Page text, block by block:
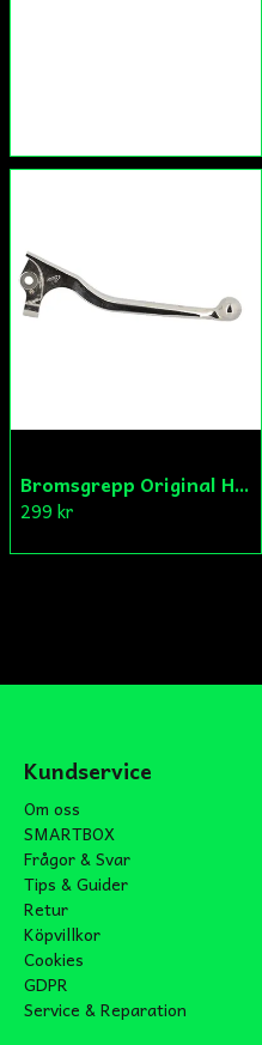
Bromsgrepp Original Hö Peugeot Ludix/Speedfight/Vivacity
299 kr
Kundservice
Om oss
SMARTBOX
Frågor & Svar
Tips & Guider
Retur
Köpvillkor
Cookies
GDPR
Service & Reparation